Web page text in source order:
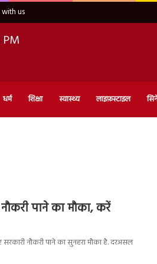
us
धर्म शिक्षा स्वास्थ्य लाइफ़स्टाइल
पाने का मौका, करें
नौकरी पाने का सुनहरा मौका है. दरअसल